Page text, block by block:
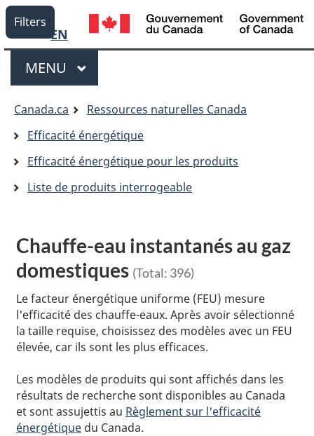
Language
selection
EN
Menu
MENU PRINCIPAL
êtes
ici:
Canada.ca
Ressources naturelles Canada
Efficacité énergétique
Efficacité énergétique pour les produits
Liste de produits interrogeable
Chauffe-eau instantanés au gaz
domestiques (Total: 396)
Le facteur énergétique uniforme (FEU) mesure
l'efficacité des chauffe-eaux. Après avoir sélectionné
la taille requise, choisissez des modèles avec un FEU
élevée, car ils sont les plus efficaces.
Les modèles de produits qui sont affichés dans les
résultats de recherche sont disponibles au Canada
et sont assujettis au Règlement sur l'efficacité
énergétique du Canada.
Filters